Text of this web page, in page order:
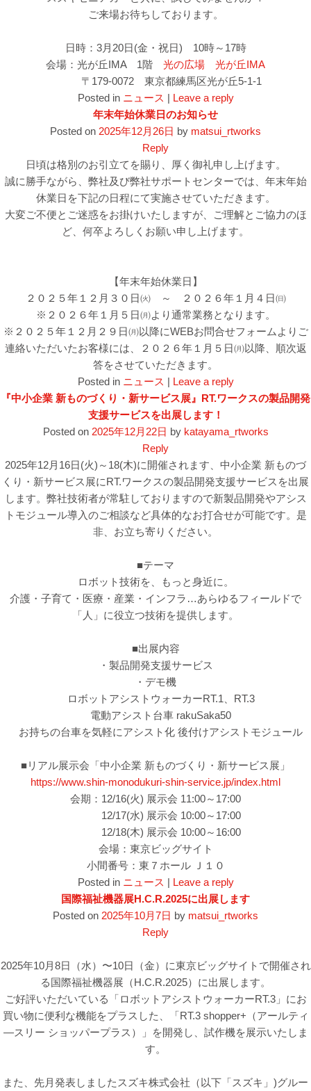
ご来場お待ちしております。
日時：3月20日(金・祝日) 10時～17時
会場：光が丘IMA 1階 光の広場 光が丘IMA
〒179-0072 東京都練馬区光が丘5-1-1
Posted in ニュース | Leave a reply
年末年始休業日のお知らせ
Posted on 2025年12月26日 by matsui_rtworks
Reply
日頃は格別のお引立てを賜り、厚く御礼申し上げます。
誠に勝手ながら、弊社及び弊社サポートセンターでは、年末年始
休業日を下記の日程にて実施させていただきます。
大変ご不便とご迷惑をお掛けいたしますが、ご理解とご協力のほ
ど、何卒よろしくお願い申し上げます。
【年末年始休業日】
２０２５年１２月３０日㈫ ～ ２０２６年１月４日㈰
※２０２６年１月５日㈪より通常業務となります。
※２０２５年１２月２９日㈪以降にWEBお問合せフォームよりご
連絡いただいたお客様には、２０２６年１月５日㈪以降、順次返
答をさせていただきます。
Posted in ニュース | Leave a reply
『中小企業 新ものづくり・新サービス展』RT.ワークスの製品開発
支援サービスを出展します！
Posted on 2025年12月22日 by katayama_rtworks
Reply
2025年12月16日(火)～18(木)に開催されます、中小企業 新ものづ
くり・新サービス展にRT.ワークスの製品開発支援サービスを出展
します。弊社技術者が常駐しておりますので新製品開発やアシス
トモジュール導入のご相談など具体的なお打合せが可能です。是
非、お立ち寄りください。
■テーマ
ロボット技術を、もっと身近に。
介護・子育て・医療・産業・インフラ…あらゆるフィールドで
「人」に役立つ技術を提供します。
■出展内容
・製品開発支援サービス
・デモ機
ロボットアシストウォーカーRT.1、RT.3
電動アシスト台車 rakuSaka50
お持ちの台車を気軽にアシスト化 後付けアシストモジュール
■リアル展示会「中小企業 新ものづくり・新サービス展」
https://www.shin-monodukuri-shin-service.jp/index.html
会期：12/16(火) 展示会 11:00～17:00
12/17(水) 展示会 10:00～17:00
12/18(木) 展示会 10:00～16:00
会場：東京ビッグサイト
小間番号：東７ホール Ｊ１０
Posted in ニュース | Leave a reply
国際福祉機器展H.C.R.2025に出展します
Posted on 2025年10月7日 by matsui_rtworks
Reply
2025年10月8日（水）〜10日（金）に東京ビッグサイトで開催され
る国際福祉機器展（H.C.R.2025）に出展します。
ご好評いただいている「ロボットアシストウォーカーRT.3」にお
買い物に便利な機能をプラスした、「RT.3 shopper+（アールティ
―スリー ショッパープラス）」を開発し、試作機を展示いたしま
す。
また、先月発表しましたスズキ株式会社（以下「スズキ」)グルー